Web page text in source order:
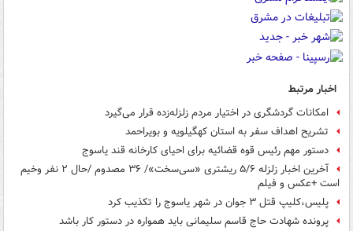
اخبار مرتبط
امکانات گردشگری در اختیار مردم زلزله‌زده قرار می‌گیرد
تشریح اهداف سفر به استان کهگیلویه و بویراحمد
دستور مهم رئیس قوه قضائیه برای احیای کارخانه قند یاسوج
آخرین اخبار زلزله ۵/۶ ریشتری «سی‌سخت»/ ۳۶ مصدوم /حال ۲ نفر وخیم
است +عکس و فیلم
پلیس،کلیپ قتل ۳ جوان در شهر یاسوج را تکذیب کرد
پرونده شهادت حاج قاسم سلیمانی باید همواره در دستور کار باشد